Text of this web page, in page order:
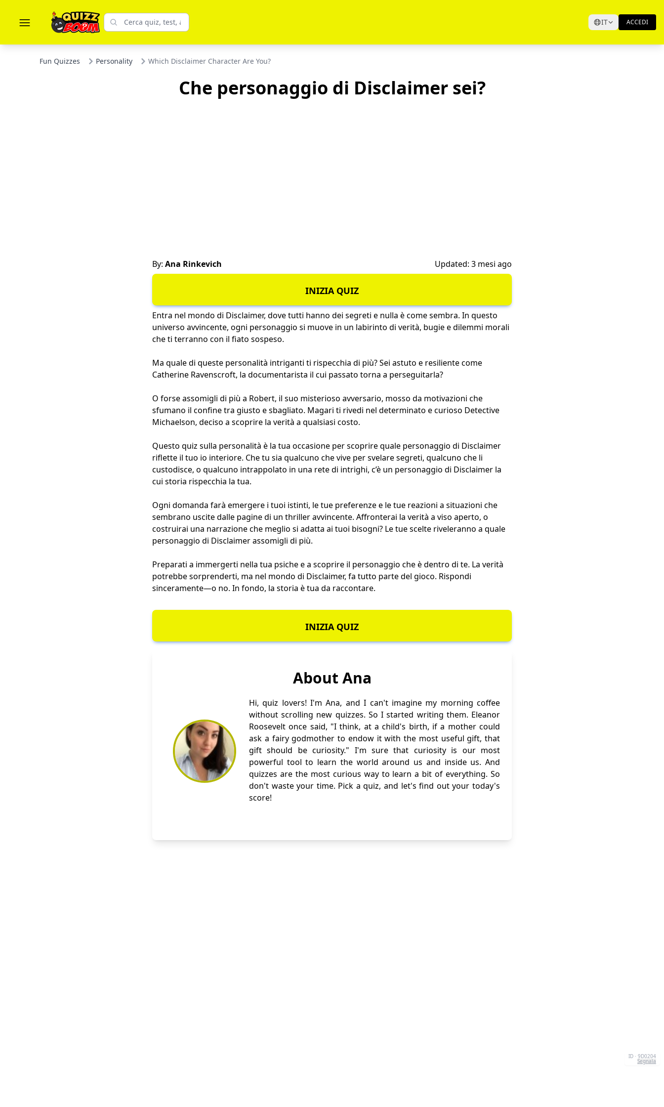
IT ACCEDI
Fun Quizzes Personality Which Disclaimer Character Are You?
Che personaggio di Disclaimer sei?
By: Ana Rinkevich Updated: 3 mesi ago
INIZIA QUIZ
Entra nel mondo di Disclaimer, dove tutti hanno dei segreti e nulla è come sembra. In questo
universo avvincente, ogni personaggio si muove in un labirinto di verità, bugie e dilemmi morali
che ti terranno con il fiato sospeso.
Ma quale di queste personalità intriganti ti rispecchia di più? Sei astuto e resiliente come
Catherine Ravenscroft, la documentarista il cui passato torna a perseguitarla?
O forse assomigli di più a Robert, il suo misterioso avversario, mosso da motivazioni che
sfumano il confine tra giusto e sbagliato. Magari ti rivedi nel determinato e curioso Detective
Michaelson, deciso a scoprire la verità a qualsiasi costo.
Questo quiz sulla personalità è la tua occasione per scoprire quale personaggio di Disclaimer
riflette il tuo io interiore. Che tu sia qualcuno che vive per svelare segreti, qualcuno che li
custodisce, o qualcuno intrappolato in una rete di intrighi, c’è un personaggio di Disclaimer la
cui storia rispecchia la tua.
Ogni domanda farà emergere i tuoi istinti, le tue preferenze e le tue reazioni a situazioni che
sembrano uscite dalle pagine di un thriller avvincente. Affronterai la verità a viso aperto, o
costruirai una narrazione che meglio si adatta ai tuoi bisogni? Le tue scelte riveleranno a quale
personaggio di Disclaimer assomigli di più.
Preparati a immergerti nella tua psiche e a scoprire il personaggio che è dentro di te. La verità
potrebbe sorprenderti, ma nel mondo di Disclaimer, fa tutto parte del gioco. Rispondi
sinceramente—o no. In fondo, la storia è tua da raccontare.
INIZIA QUIZ
About Ana
Hi, quiz lovers! I'm Ana, and I can't imagine my morning coffee
without scrolling new quizzes. So I started writing them. Eleanor
Roosevelt once said, "I think, at a child's birth, if a mother could
ask a fairy godmother to endow it with the most useful gift, that
gift should be curiosity." I'm sure that curiosity is our most
powerful tool to learn the world around us and inside us. And
quizzes are the most curious way to learn a bit of everything. So
don't waste your time. Pick a quiz, and let's find out your today's
score!
ID · 9D0204
Segnala